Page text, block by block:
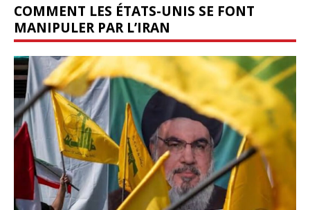
COMMENT LES ÉTATS-UNIS SE FONT
MANIPULER PAR L’IRAN